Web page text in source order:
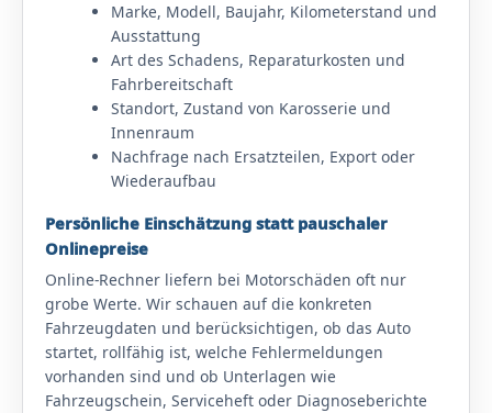
Marke, Modell, Baujahr, Kilometerstand und
Ausstattung
Art des Schadens, Reparaturkosten und
Fahrbereitschaft
Standort, Zustand von Karosserie und
Innenraum
Nachfrage nach Ersatzteilen, Export oder
Wiederaufbau
Persönliche Einschätzung statt pauschaler
Onlinepreise
Online-Rechner liefern bei Motorschäden oft nur
grobe Werte. Wir schauen auf die konkreten
Fahrzeugdaten und berücksichtigen, ob das Auto
startet, rollfähig ist, welche Fehlermeldungen
vorhanden sind und ob Unterlagen wie
Fahrzeugschein, Serviceheft oder Diagnoseberichte